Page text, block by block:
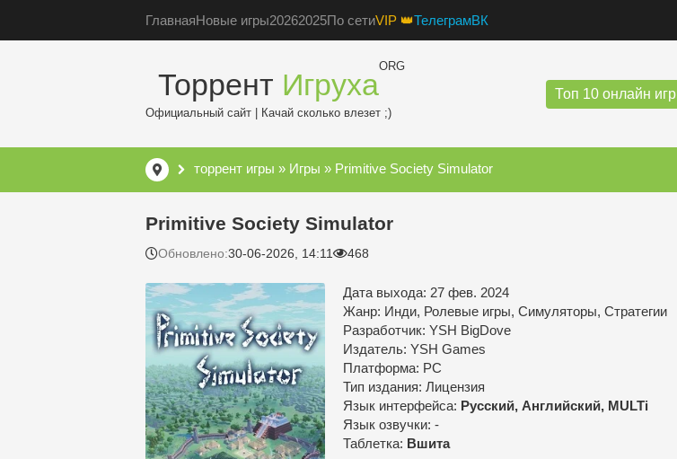
ГлавнаяНовые игры20262025По сетиVIP 👑ТелеграмВК
Торрент Игруха
ORG
Официальный сайт | Качай сколько влезет ;)
Топ 10 онлайн игр
торрент игры » Игры » Primitive Society Simulator
Primitive Society Simulator
Обновлено:30-06-2026, 14:11 468
Дата выхода: 27 фев. 2024
Жанр: Инди, Ролевые игры, Симуляторы, Стратегии
Разработчик: YSH BigDove
Издатель: YSH Games
Платформа: PC
Тип издания: Лицензия
Язык интерфейса: Русский, Английский, MULTi
Язык озвучки: -
Таблетка: Вшита